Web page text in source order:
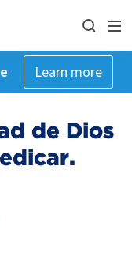
Learn more
de Dios